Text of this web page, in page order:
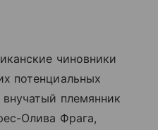
чиновники
потенциальных
племянник
Олива Фрага,